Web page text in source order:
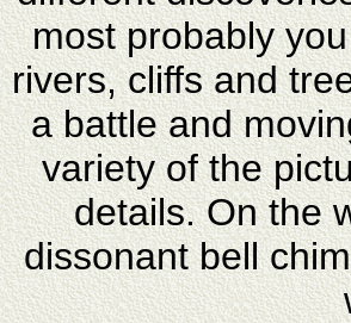
most probably
rivers, cliffs and
a battle and
variety of the
details. On the
dissonant bell